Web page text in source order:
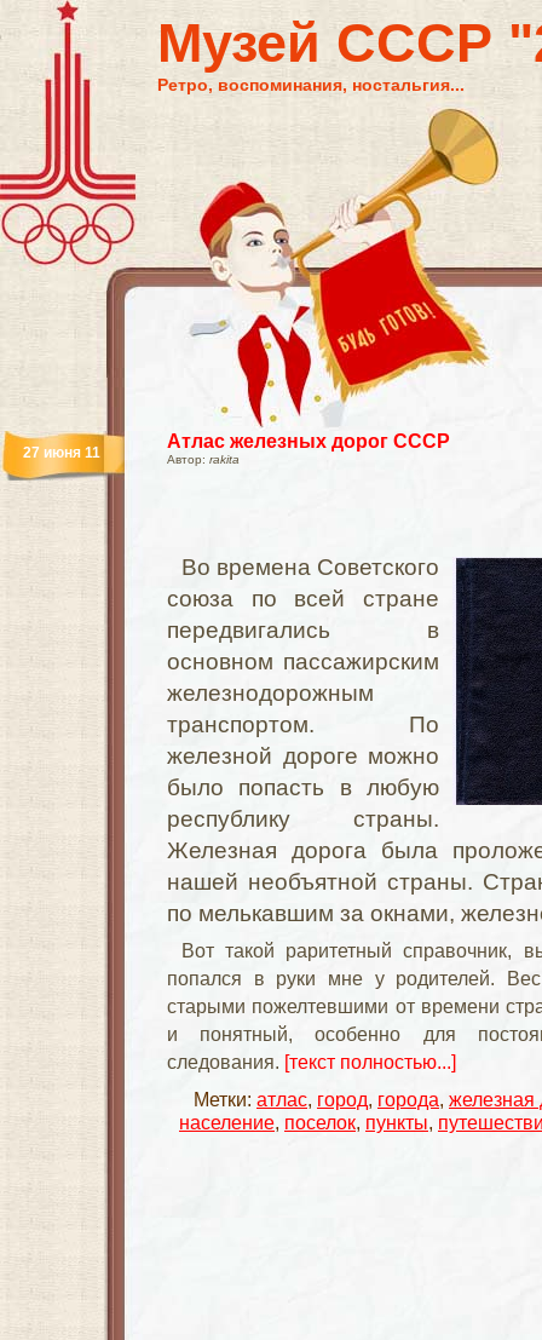
Музей СССР
Ретро, воспоминания, ностальгия...
Атлас железных дорог СССР
Автор: rakita
27 июня 11
Во времена Советского
союза по всей стране
передвигались в
основном пассажирским
железнодорожным
транспортом. По
железной дороге можно
было попасть в любую
республику страны.
Железная дорога была
нашей необъятной страны.
по мелькавшим за окнами,
Вот такой раритетный справочник,
попался в руки мне у родителей.
старыми пожелтевшими от времени
и понятный, особенно для
следования. [текст полностью...]
Метки: атлас, город, города, железная
население, поселок, пункты,